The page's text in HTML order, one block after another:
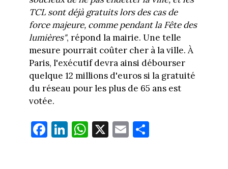
TCL sont déjà gratuits lors des cas de
force majeure, comme pendant la Fête des
lumières", répond la mairie. Une telle
mesure pourrait coûter cher à la ville. À
Paris, l'exécutif devra ainsi débourser
quelque 12 millions d'euros si la gratuité
du réseau pour les plus de 65 ans est
votée.
Fa
ce
Li
nk
W
ha
X E
m
Pa
rt